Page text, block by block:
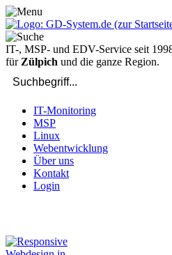
IT-, MSP- und EDV-Service seit
für Zülpich und die ganze Region.
IT-Monitoring
MSP
Linux
Webentwicklung
Über uns
Kontakt
Login